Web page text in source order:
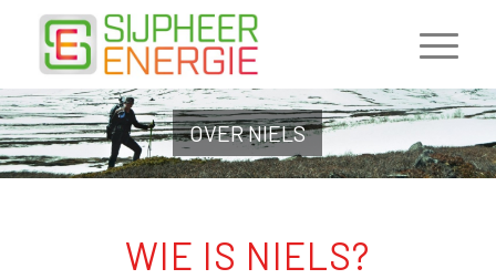
OVER NIELS
WIE IS NIELS?